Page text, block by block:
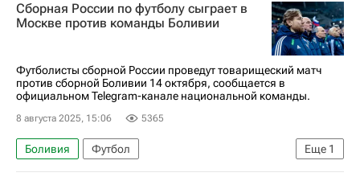
Трансферы
Трансферы в РПЛ
Сборная России по футболу сыграет в
Москве против команды Боливии
Футболисты сборной России проведут товарищеский матч
против сборной Боливии 14 октября, сообщается в
официальном Telegram-канале национальной команды.
8 августа 2025, 15:06 5365
Еще 1
Боливия
Футбол
Сборная России по футболу